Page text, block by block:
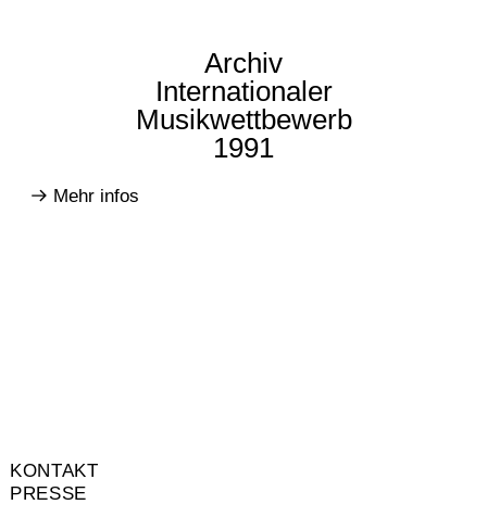
Archiv
Internationaler
Musikwettbewerb
1991
Mehr infos
KONTAKT
PRESSE